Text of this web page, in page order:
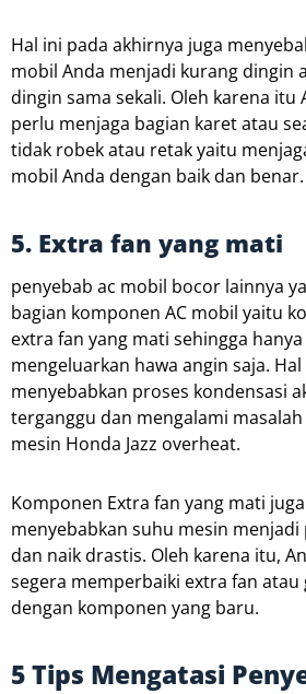
Hal ini pada akhirnya juga
mobil Anda menjadi kurang dingin
dingin sama sekali. Oleh karena itu
perlu menjaga bagian karet atau
tidak robek atau retak yaitu
mobil Anda dengan baik dan benar.
5. Extra fan yang mati
penyebab ac mobil bocor lainnya
bagian komponen AC mobil yaitu
extra fan yang mati sehingga hanya
mengeluarkan hawa angin saja. Hal
menyebabkan proses kondensasi
terganggu dan mengalami
mesin Honda Jazz overheat.
Komponen Extra fan yang mati
menyebabkan suhu mesin menjadi
dan naik drastis. Oleh karena itu,
segera memperbaiki extra fan atau
dengan komponen yang baru.
5 Tips Mengatasi